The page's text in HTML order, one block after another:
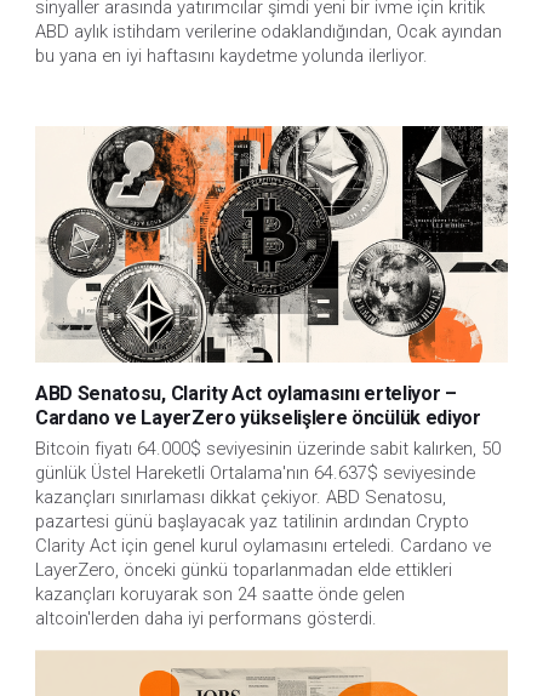
sinyaller arasında yatırımcılar şimdi yeni bir ivme için kritik
ABD aylık istihdam verilerine odaklandığından, Ocak ayından
bu yana en iyi haftasını kaydetme yolunda ilerliyor.
ABD Senatosu, Clarity Act oylamasını erteliyor –
Cardano ve LayerZero yükselişlere öncülük ediyor
Bitcoin fiyatı 64.000$ seviyesinin üzerinde sabit kalırken, 50
günlük Üstel Hareketli Ortalama'nın 64.637$ seviyesinde
kazançları sınırlaması dikkat çekiyor. ABD Senatosu,
pazartesi günü başlayacak yaz tatilinin ardından Crypto
Clarity Act için genel kurul oylamasını erteledi. Cardano ve
LayerZero, önceki günkü toparlanmadan elde ettikleri
kazançları koruyarak son 24 saatte önde gelen
altcoin'lerden daha iyi performans gösterdi.